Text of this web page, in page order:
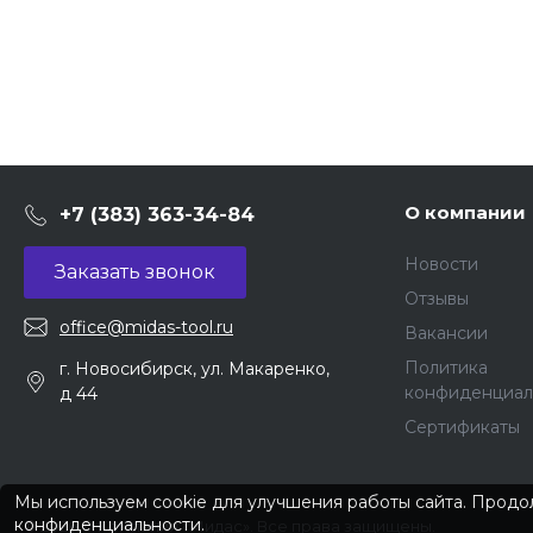
+7 (383) 363-34-84
Заказать звонок
office@midas-tool.ru
г. Новосибирск, ул. Макаренко,
д 44
О компании
Новости
Отзывы
Вакансии
Политика
Сертификаты
© 2026 © Компания «Мидас». Все права защищены.
Мы используем cookie для улучшения работы сайта.
конфиденциальности.